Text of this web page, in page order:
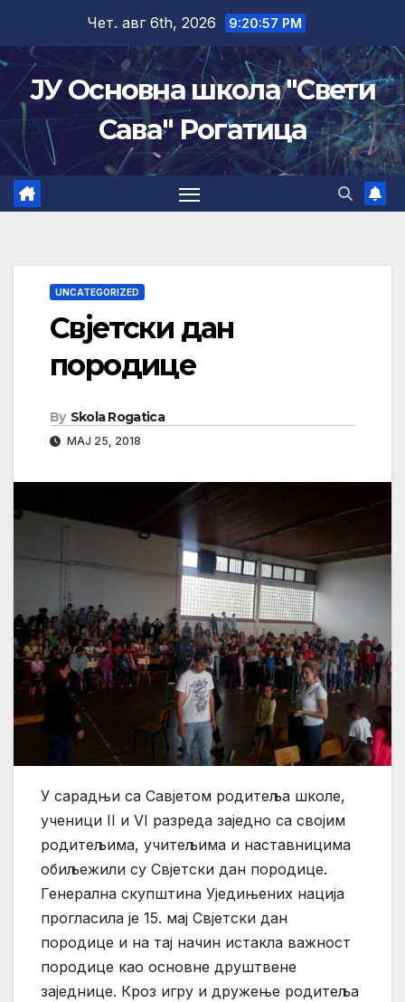
content
Чет. авг 6th, 2026 9:20:58 PM
ЈУ Основна школа "Свети
Сава" Рогатица
UNCATEGORIZED
Свјетски дан
породице
By Skola Rogatica
МАЈ 25, 2018
У сарадњи са Савјетом родитеља школе,
ученици II и VI разреда заједно са својим
родитељима, учитељима и наставницима
обиљежили су Свјетски дан породице.
Генерална скупштина Уједињених нација
прогласила је 15. мај Свјетски дан
породице и на тај начин истакла важност
породице као основне друштвене
заједнице. Кроз игру и дружење родитеља